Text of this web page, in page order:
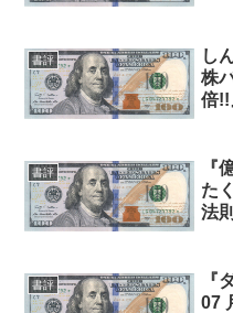
書評
し
株
倍
書評
『
た
法
書評
『
07